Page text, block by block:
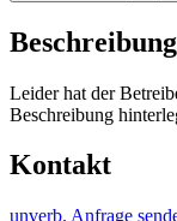
Leider hat der
Beschreibung
Kontakt
unverb. Anfrage